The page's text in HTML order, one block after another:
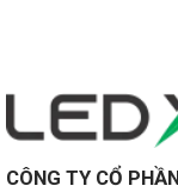
9w, 12w, 15w, 18w
Công suất càng
CÔNG TY CỔ